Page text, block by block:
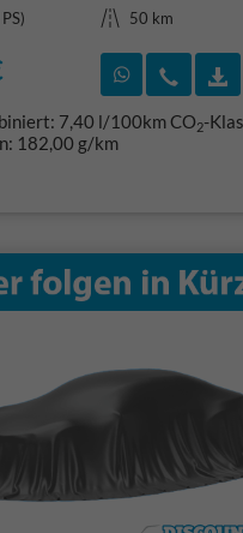
Kilometerstand 50 km
RückrufWir
7,40 l/100kmCO2-
182,00 g/km